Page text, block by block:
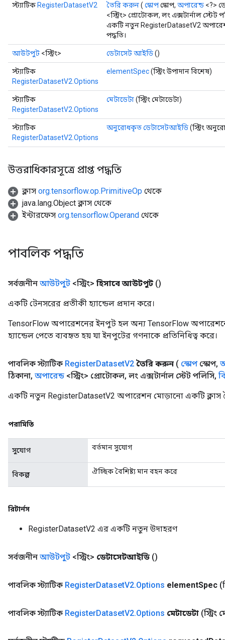
স্ট্যাটিক RegisterDatasetV2 তৈরি করুন( স্কোপস্কোপ, অপারেন্ড <?>
<স্ট্রিং> প্রোটোকল, লং এক্সটার্নাল স্টেট
একটি নতুন RegisterDatasetV2
পদ্ধতি।
আউটপুট <স্ট্রিং> ডেটাসেট আইডি()
স্ট্যাটিক
RegisterDatasetV2.Options
elementSpec(স্ট্রিং উপাদান বিশেষ)
স্ট্যাটিক
RegisterDatasetV2.Options
মেটাডেটা(স্ট্রিং মেটাডেটা)
স্ট্যাটিক
RegisterDatasetV2.Options
অনুরোধকৃত ডেটাসেটআইডি(স্ট্রিং
উত্তরাধিকারসূত্রে প্রাপ্ত পদ্ধতি
ক্লাস org.tensorflow.op.PrimitiveOp থেকে
java.lang.Object ক্লাস থেকে
ইন্টারফেস org.tensorflow.Operand থেকে
পাবলিক পদ্ধতি
সর্বজনীন আউটপুট <স্ট্রিং> হিসাবে আউটপুট ()
একটি টেনসরের প্রতীকী হ্যান্ডেল প্রদান করে।
TensorFlow অপারেশনের ইনপুট হল অন্য TensorFlow
হ্যান্ডেল পেতে ব্যবহৃত হয় যা ইনপুটের গণনাকে প্রতিনিধিত্ব করে।
পাবলিক স্ট্যাটিক RegisterDatasetV2 তৈরি করুন ( স্কোপস্কোপ,
ঠিকানা, অপারেন্ড <স্ট্রিং> প্রোটোকল, লং এক্সটার্নাল স্টেট পলিসি,
একটি নতুন RegisterDatasetV2 অপারেশন মোড়ানো একটি ক্লাস
পরামিতি
সুযোগ বর্তমান সুযোগ
বিকল্প ঐচ্ছিক বৈশিষ্ট্য মান বহন করে
রিটার্নস
RegisterDatasetV2 এর একটি নতুন উদাহরণ
সর্বজনীন আউটপুট <স্ট্রিং> ডেটাসেটআইডি ()
পাবলিক স্ট্যাটিক RegisterDatasetV2.Options elementSpec
পাবলিক স্ট্যাটিক RegisterDatasetV2.Options মেটাডেটা (স্ট্রিং